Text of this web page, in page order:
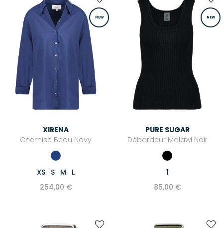
NEW
XIRENA
Chemise Beau Navy
XS S M
L
254,00 €
NEW
PURE SUGAR
Débardeur Malawi Noir
1
85,00 €